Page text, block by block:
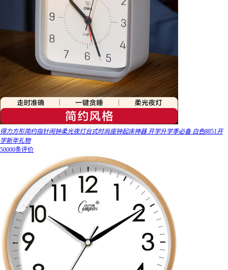
得力方形简约指针闹钟柔光夜灯台式时尚座钟起床神器 开学升学季必备 白色8851开
学新年礼物
50000条评价